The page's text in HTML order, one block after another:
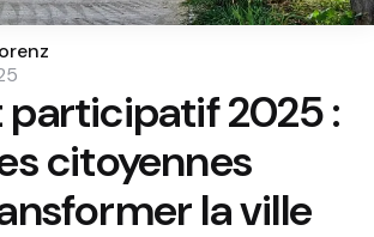
participatif 2025 :
citoyennes
la ville